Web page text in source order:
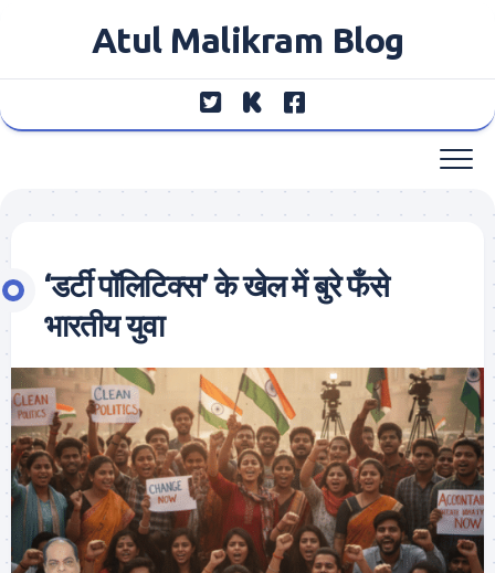
Atul Malikram Blog
‘डर्टी पॉलिटिक्स’ के खेल में बुरे फँसे
भारतीय युवा